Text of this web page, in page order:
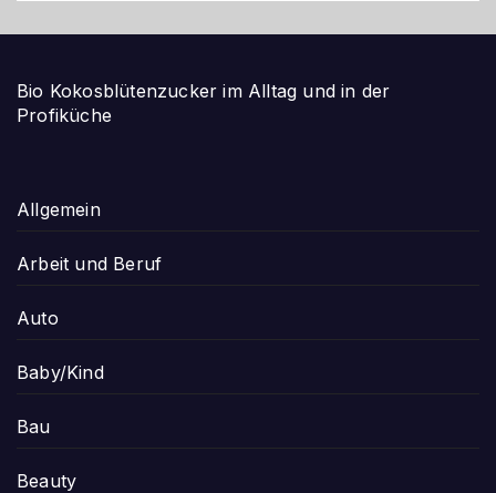
Bio Kokosblütenzucker im Alltag und in der
Profiküche
Allgemein
Arbeit und Beruf
Auto
Baby/Kind
Bau
Beauty